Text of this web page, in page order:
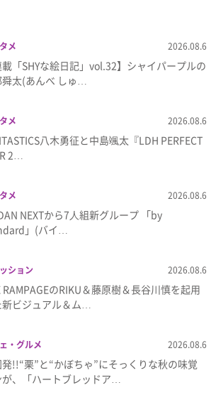
ル
ー
メ 2026.08.6
載「SHYな絵日記」vol.32】シャイパープルの
舜太(あんべ しゅ…
メ 2026.08.6
八木勇征と中島颯太『LDH PERFECT
2…
メ 2026.08.6
NEXTから7⼈組新グループ 「by
」(バイ…
ション 2026.08.6
RAMPAGEのRIKU＆藤原樹＆長谷川慎を起用
新ビジュアル＆ム…
・グルメ 2026.08.6
!!“栗”と“かぼちゃ”にそっくりな秋の味覚
が、「ハートブレッドア…